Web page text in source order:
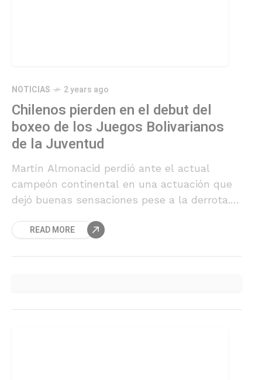
NOTICIAS 2 years ago
Chilenos pierden en el debut del
boxeo de los Juegos Bolivarianos
de la Juventud
Martín Almonacid perdió ante el actual
campeón continental en una actuación que
dejó buenas sensaciones pese a la derrota.
presentar a su combate debido a una lesión.
READ MORE